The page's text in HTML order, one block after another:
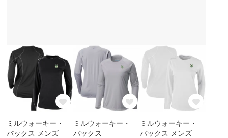
ミルウォーキー・
バックス メンズ
ミルウォーキー・
バックス
ミルウォーキー・
バックス メンズ